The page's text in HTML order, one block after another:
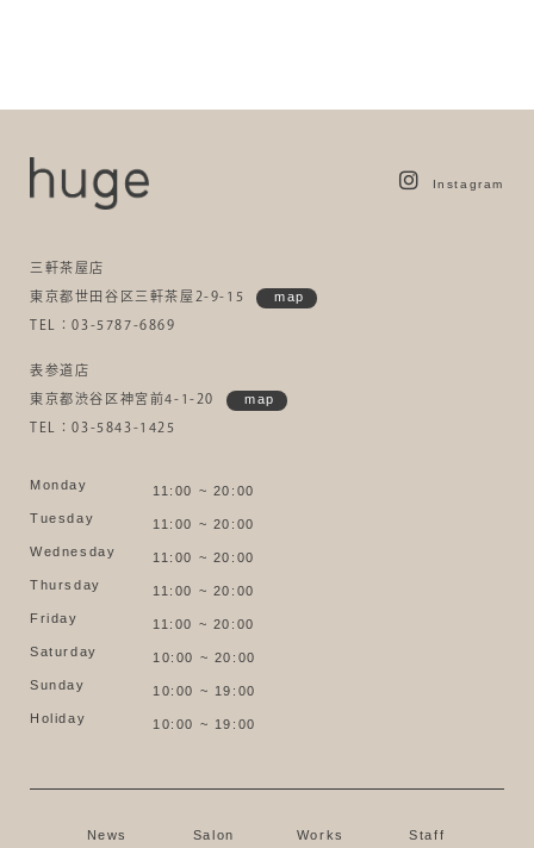
Instagram
三軒茶屋店
東京都世田谷区三軒茶屋2-9-15 map
TEL：03-5787-6869
表参道店
東京都渋谷区神宮前4-1-20 map
TEL：03-5843-1425
Monday
11:00 ~ 20:00
Tuesday
11:00 ~ 20:00
Wednesday
11:00 ~ 20:00
Thursday
11:00 ~ 20:00
Friday
11:00 ~ 20:00
Saturday
10:00 ~ 20:00
Sunday
10:00 ~ 19:00
Holiday
10:00 ~ 19:00
News Salon Works Staff